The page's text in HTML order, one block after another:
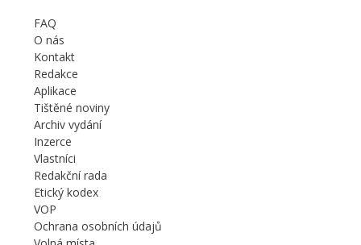
FAQ
O nás
Kontakt
Redakce
Aplikace
Tištěné noviny
Archiv vydání
Inzerce
Vlastníci
Redakční rada
Etický kodex
VOP
Ochrana osobních údajů